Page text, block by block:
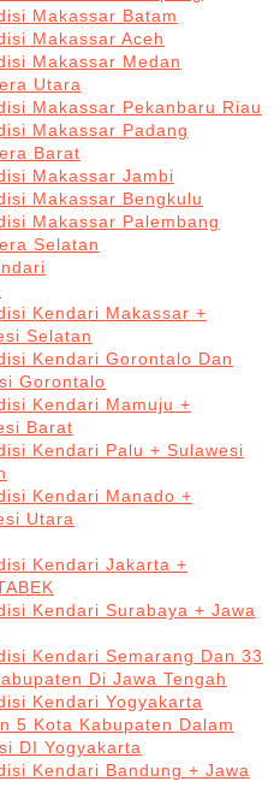
Makassar Batam
Makassar Aceh
Makassar Medan
Utara
Makassar Pekanbaru Riau
Makassar Padang
Barat
Makassar Jambi
Makassar Bengkulu
Makassar Palembang
Selatan
Kendari Makassar +
Selatan
Kendari Gorontalo Dan
Gorontalo
Kendari Mamuju +
Barat
Kendari Palu + Sulawesi
Kendari Manado +
Utara
Kendari Jakarta +
Kendari Surabaya + Jawa
Kendari Semarang Dan 33
Di Jawa Tengah
Kendari Yogyakarta
5 Kota Kabupaten Dalam
DI Yogyakarta
Kendari Bandung + Jawa